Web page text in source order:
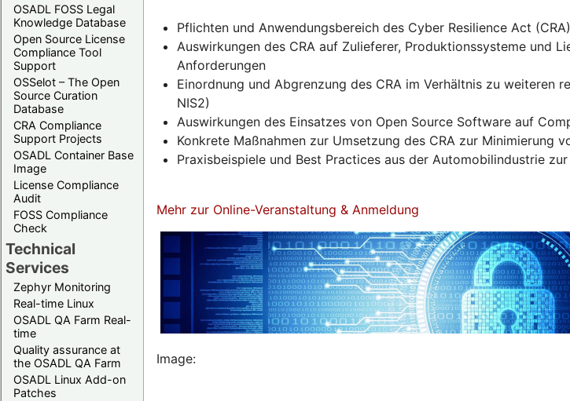
OSADL FOSS Legal
Knowledge Database
Open Source License
Compliance Tool
Support
OSSelot – The Open
Source Curation
Database
CRA Compliance
Support Projects
OSADL Container Base
Image
License Compliance
Audit
FOSS Compliance
Check
Technical
Services
Zephyr Monitoring
Real-time Linux
OSADL QA Farm Real-
time
Quality assurance at
the OSADL QA Farm
OSADL Linux Add-on
Patches
Pflichten und Anwendungsbereich des Cyber Resilience Act (CRA)
Auswirkungen des CRA auf Zulieferer, Produktionssysteme und
Anforderungen
Einordnung und Abgrenzung des CRA im Verhältnis zu weiteren
NIS2)
Auswirkungen des Einsatzes von Open Source Software auf
Konkrete Maßnahmen zur Umsetzung des CRA zur Minimierung
Praxisbeispiele und Best Practices aus der Automobilindustrie
Mehr zur Online-Veranstaltung & Anmeldung
Image: